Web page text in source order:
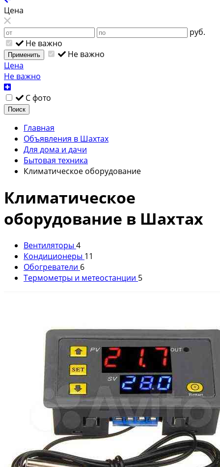
Цена
руб.
Не важно
Применить
Не важно
Цена
Не важно
С фото
Поиск
Главная
Объявления в Шахтах
Для дома и дачи
Бытовая техника
Климатическое оборудование
Климатическое
оборудование в Шахтах
Вентиляторы 4
Кондиционеры 11
Обогреватели 6
Термометры и метеостанции 5